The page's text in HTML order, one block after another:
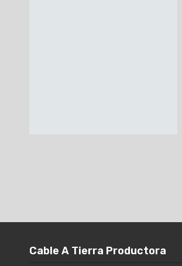
Cable A Tierra Productora